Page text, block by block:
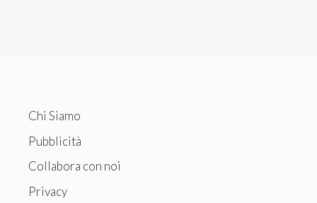
Chi Siamo
Pubblicità
Collabora con noi
Privacy